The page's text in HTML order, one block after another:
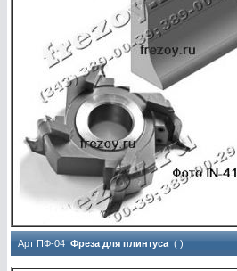
Арт ПФ-04 Фреза для плинтуса ( )